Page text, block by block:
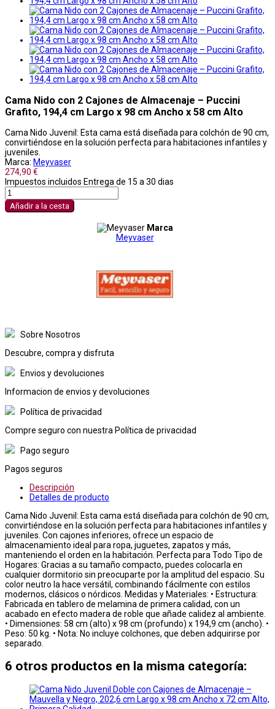
Cama Nido con 2 Cajones de Almacenaje – Puccini
Grafito, 194,4 cm Largo x 98 cm Ancho x 58 cm Alto
Cama Nido Juvenil: Esta cama está diseñada para colchón de 90 cm,
convirtiéndose en la solución perfecta para habitaciones infantiles y
juveniles.
Marca: Meyvaser
274,90 €
Impuestos incluidos Entrega de 15 a 30 dias
Añadir a la cesta
Marca
Meyvaser
Sobre Nosotros
Descubre, compra y disfruta
Envios y devoluciones
Informacion de envios y devoluciones
Política de privacidad
Compre seguro con nuestra Política de privacidad
Pago seguro
Pagos seguros
Descripción
Detalles de producto
Cama Nido Juvenil: Esta cama está diseñada para colchón de 90 cm,
convirtiéndose en la solución perfecta para habitaciones infantiles y
juveniles. Con cajones inferiores, ofrece un espacio de
almacenamiento ideal para ropa, juguetes, zapatos y más,
manteniendo el orden en la habitación. Perfecta para Todo Tipo de
Hogares: Gracias a su tamaño compacto, puedes colocarla en
cualquier dormitorio sin preocuparte por la amplitud del espacio. Su
color neutro la hace versátil, combinando fácilmente con estilos
modernos, clásicos o nórdicos. Medidas y Materiales: • Estructura:
Fabricada en tablero de melamina de primera calidad, con un
acabado en efecto madera de roble que añade calidez al ambiente.
• Dimensiones: 58 cm (alto) x 98 cm (profundo) x 194,9 cm (ancho). •
Peso: 50 kg. • Nota: No incluye colchones, que deben adquirirse por
separado.
6 otros productos en la misma categoría: